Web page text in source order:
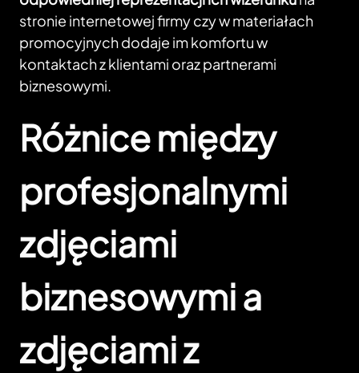
stronie internetowej firmy czy w materiałach
promocyjnych dodaje im komfortu w
kontaktach z klientami oraz partnerami
biznesowymi.
Różnice między
profesjonalnymi
zdjęciami
biznesowymi a
zdjęciami z